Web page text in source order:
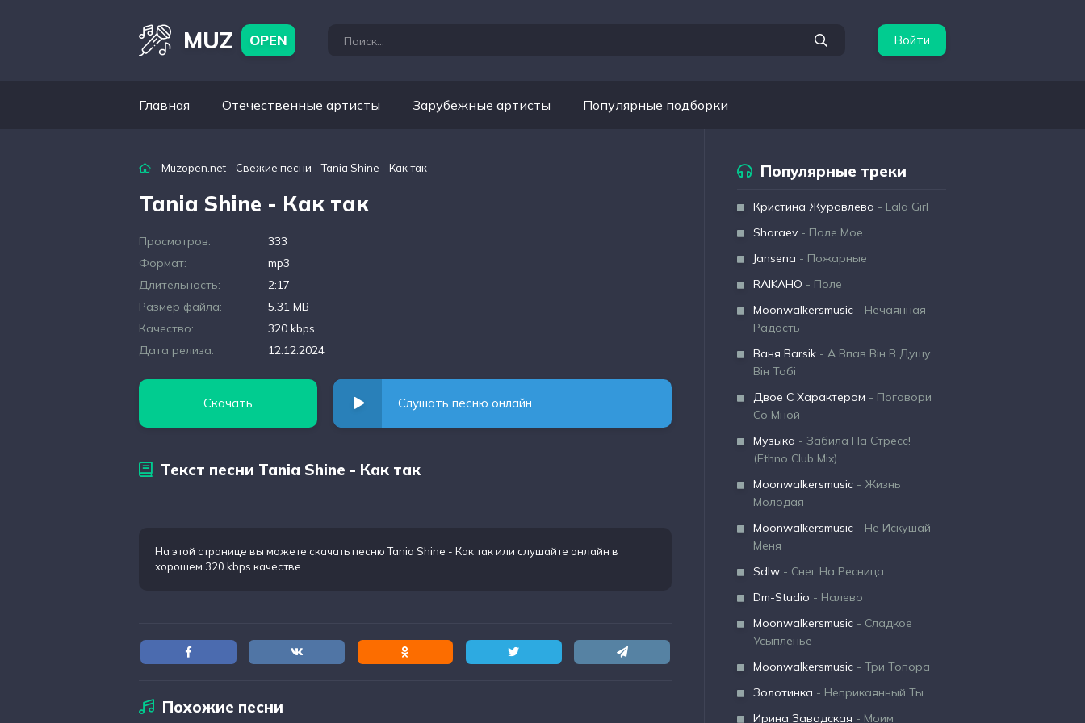
MUZ OPEN Войти
Главная Отечественные артисты Зарубежные артисты Популярные подборки
Muzopen.net - Свежие песни - Tania Shine - Как так
Tania Shine - Как так
Просмотров:
333
Формат:
mp3
Длительность:
2:17
Размер файла:
5.31 MB
Качество:
320 kbps
Дата релиза:
12.12.2024
Скачать Слушать песню онлайн
Текст песни Tania Shine - Как так
На этой странице вы можете скачать песню Tania Shine - Как такили слушайте онлайн в
хорошем 320 kbps качестве
Похожие песни
Популярные треки
Кристина Журавлёва - Lala Girl
Sharaev - Поле Мое
Jansena - Пожарные
RAIKAHO - Поле
Moonwalkersmusic - Нечаянная
Радость
Ваня Barsik - А Впав Він В Душу
Він Тобі
Двое С Характером - Поговори
Со Мной
Музыка - Забила На Стресс!
(Ethno Club Mix)
Moonwalkersmusic - Жизнь
Молодая
Moonwalkersmusic - Не Искушай
Меня
Sdlw - Снег На Ресница
Dm-Studio - Налево
Moonwalkersmusic - Сладкое
Усыпленье
Moonwalkersmusic - Три Топора
Золотинка - Неприкаянный Ты
Ирина Завадская - Моим